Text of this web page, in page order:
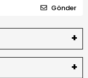
Gönder